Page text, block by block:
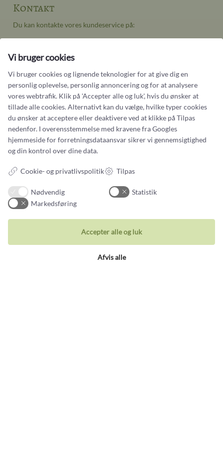
Kontakt
Du kan kontakte vores kundeservice på:
design@castens.com
Telefon & mail besvares I tidsrummet:
Tirsdag – Fredag: 10.00 – 17.00
Lørdag: 11:00 – 15:00
Handelsbetingelser
Cookiebetingelser og privatlivspolitik
Persondatapolitik
Smykker
Vielsesringe
Vi bruger cookies
Vi bruger cookies og lignende teknologier for at give dig en
personlig oplevelse, personlig annoncering og for at analysere
vores webtrafik. Klik på 'Accepter alle og luk', hvis du ønsker at
tillade alle cookies. Alternativt kan du vælge, hvilke typer cookies
du ønsker at acceptere eller deaktivere ved at klikke på Tilpas
nedenfor. I overensstemmelse med kravene fraGoogles
hjemmeside for forretningsdataansvarsikrer vi gennemsigtighed
og din kontrol over dine data.
Cookie- og privatlivspolitik Tilpas
Nødvendig
Statistik
Markedsføring
Afvis alle
Accepter alle og luk